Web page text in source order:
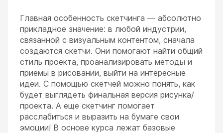
Главная особенность скетчинга — абсолютно
прикладное значение: в любой индустрии,
связанной с визуальным контентом, сначала
создаются скетчи. Они помогают найти общий
стиль проекта, проанализировать методы и
приемы в рисовании, выйти на интересные
идеи. С помощью скетчей можно понять, как
будет выглядеть финальная версия рисунка/
проекта. А еще скетчинг помогает
расслабиться и выразить на бумаге свои
эмоции! В основе курса лежат базовые